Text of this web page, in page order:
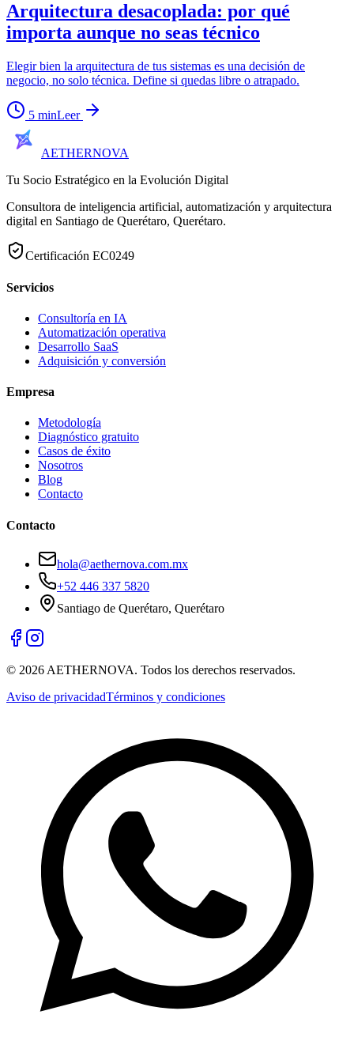
Arquitectura desacoplada: por qué
importa aunque no seas técnico
Elegir bien la arquitectura de tus sistemas es una decisión de
negocio, no solo técnica. Define si quedas libre o atrapado.
5 minLeer
AETHERNOVA
Tu Socio Estratégico en la Evolución Digital
Consultora de inteligencia artificial, automatización y arquitectura
digital en Santiago de Querétaro, Querétaro.
Certificación EC0249
Servicios
Consultoría en IA
Automatización operativa
Desarrollo SaaS
Adquisición y conversión
Empresa
Metodología
Diagnóstico gratuito
Casos de éxito
Nosotros
Blog
Contacto
Contacto
hola@aethernova.com.mx
+52 446 337 5820
Santiago de Querétaro, Querétaro
© 2026 AETHERNOVA. Todos los derechos reservados.
Aviso de privacidadTérminos y condiciones